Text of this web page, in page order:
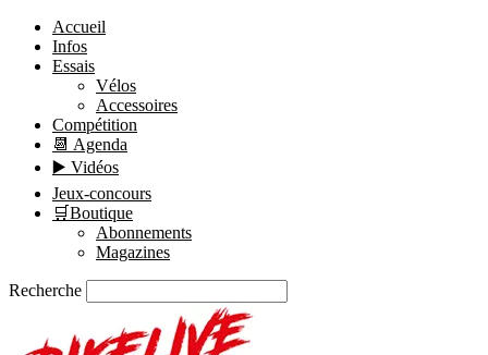
Accueil
Infos
Essais
Vélos
Accessoires
Compétition
📆 Agenda
▶️ Vidéos
Jeux-concours
🛒Boutique
Abonnements
Magazines
Recherche